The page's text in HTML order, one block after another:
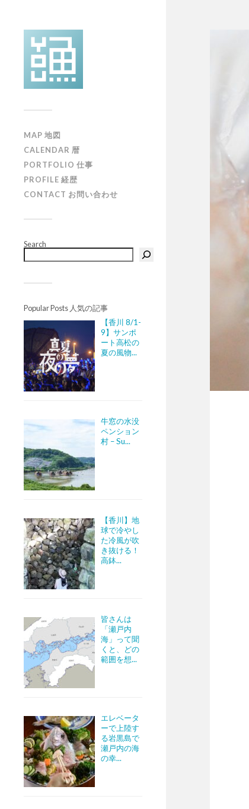
MAP 地図
CALENDAR 暦
PORTFOLIO 仕事
PROFILE 経歴
CONTACT お問い合わせ
Search
Popular Posts 人気の記事
【香川 8/1-
9】サンポ
ート高松の
夏の風物...
牛窓の水没
ペンション
村 – Su...
【香川】地
球で冷やし
た冷風が吹
き抜ける！
高鉢...
皆さんは
「瀬戸内
海」って聞
くと、どの
範囲を想...
エレベータ
ーで上陸す
る岩黒島で
瀬戸内の海
の幸...